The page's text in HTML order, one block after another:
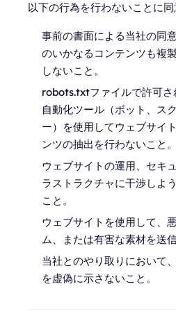
以下の行為を行わないことに同
事前の書面による当社の同
のいかなるコンテンツも複
しないこと。
robots.txtファイルで許可さ
自動化ツール（ボット、ス
ー）を使用してウェブサイ
ンツの抽出を行わないこと。
ウェブサイトの運用、セキ
ラストラクチャに干渉しよ
こと。
ウェブサイトを使用して、
ム、または有害な素材を送
当社とのやり取りにおいて
を虚偽に示さないこと。